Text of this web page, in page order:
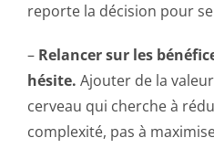
reporte la décision pour
– Relancer sur les
hésite. Ajouter de la
cerveau qui cherche à
complexité, pas à